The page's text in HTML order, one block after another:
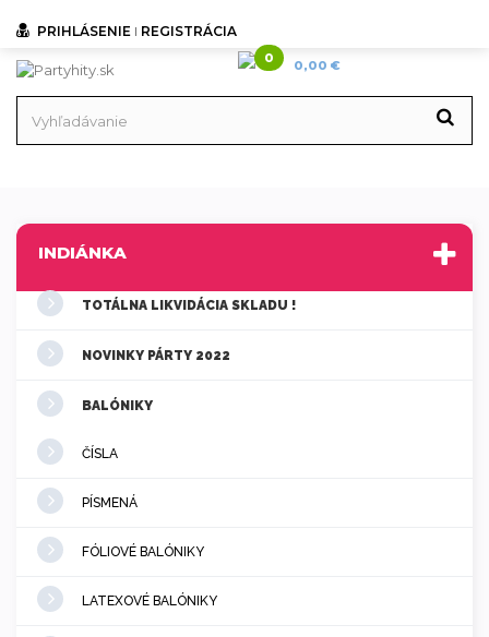
PRIHLÁSENIE I REGISTRÁCIA
0 0,00 €
INDIÁNKA
TOTÁLNA LIKVIDÁCIA SKLADU !
NOVINKY PÁRTY 2022
BALÓNIKY
ČÍSLA
PÍSMENÁ
FÓLIOVÉ BALÓNIKY
LATEXOVÉ BALÓNIKY